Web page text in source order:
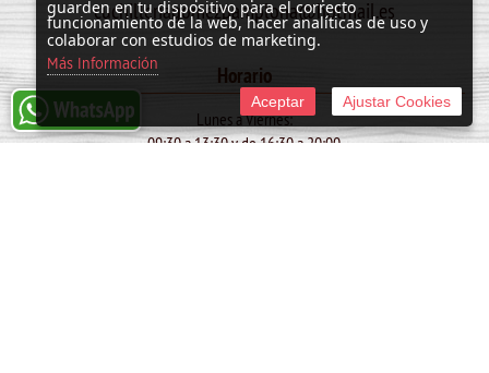
cuchilleriagomezpamplona@hotmail.es
Horario
Lunes a Viernes:
09:30 a 13:30 y de 16:30 a 20:00
guarden en tu dispositivo para el correcto
funcionamiento de la web, hacer analíticas de uso y
colaborar con estudios de marketing.
Más Información
Aceptar Ajustar Cookies